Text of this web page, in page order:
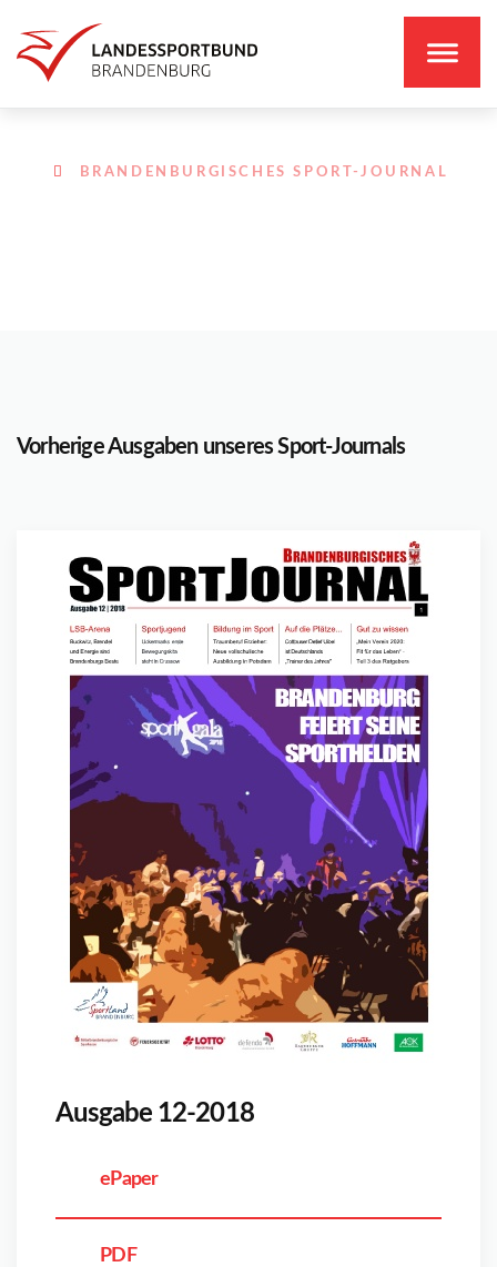
BRANDENBURGISCHES SPORT-JOURNAL
Vorherige Ausgaben unseres Sport-Journals
Ausgabe 12-2018
ePaper
PDF